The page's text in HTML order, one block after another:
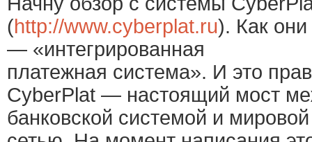
(http://www.cyberplat.ru). Как
— «интегрированная
платежная система». И это
CyberPlat — настоящий мост
банковской системой и